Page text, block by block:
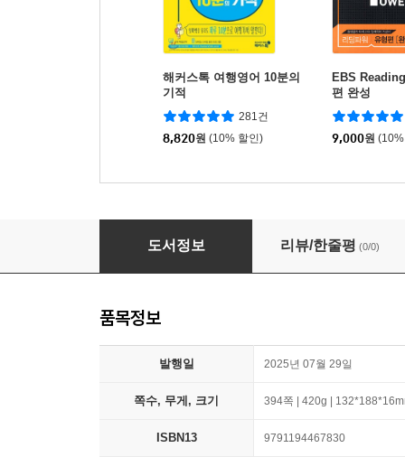
해커스톡 여행영어 10분의
기적
281건
8,820원 (10% 할인)
EBS
편 완성
9,000원
스크린영어 대표문장 2500
도서정보 리뷰/한줄평 (0/0)
품목정보
발행일 2025년 07월 29일
쪽수, 무게, 크기 394쪽 | 420g |
ISBN13 9791194467830